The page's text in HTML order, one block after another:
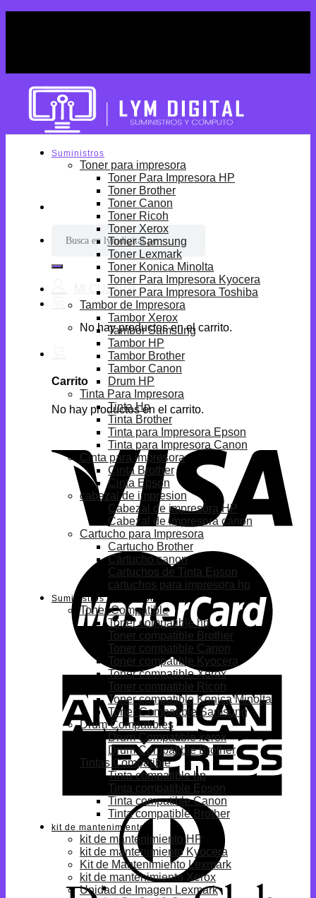
por:
No hay productos en el carrito.
Carrito
No hay productos en el carrito.
Suministros
Toner para impresora
Toner Para Impresora HP
Toner Brother
Toner Canon
Toner Ricoh
Toner Xerox
Toner Samsung
Toner Lexmark
Toner Konica Minolta
Toner Para Impresora Kyocera
Toner Para Impresora Toshiba
Tambor de Impresora
Tambor Xerox
Tambor Samsung
Tambor HP
Tambor Brother
Tambor Canon
Drum HP
Tinta Para Impresora
Tinta Hp
Tinta Brother
Tinta para Impresora Epson
Tinta para Impresora Canon
Cinta para impresora
Cinta Brother
Cinta Epson
cabezal de impresion
Cabezal de impresora HP
Cabezal de impresora canon
Cartucho para Impresora
Cartucho Brother
Cartucho canon
Cartuchos de Tinta Epson
cartuchos para impresora hp
Suministros Compatibles
Toner Compatible
Toner compatible hp
Toner compatible Brother
Toner compatible Canon
Toner compatible Kyocera
Toner compatible Xerox
Toner compatible Ricoh
Toner compatible Konica Minolta
Toner Compatible Samsung
Drum Compatibles
Drum Compatible xerox
Drum Compatible Brother
Tintas Compatible
Tinta compatible hp
Tinta compatible Epson
Tinta compatible Canon
Tinta compatible Brother
kit de mantenimiento
kit de mantenimiento HP
kit de mantenimiento Kyocera
Kit de Mantenimiento Lexmark
kit de mantenimiento Xerox
Unidad de Imagen Lexmark